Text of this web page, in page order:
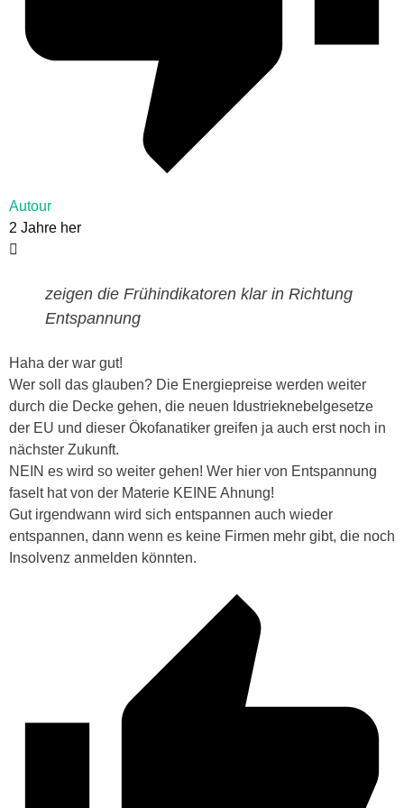
Autour
2 Jahre her
zeigen die Frühindikatoren klar in Richtung
Entspannung
Haha der war gut!
Wer soll das glauben? Die Energiepreise werden weiter
durch die Decke gehen, die neuen Idustrieknebelgesetze
der EU und dieser Ökofanatiker greifen ja auch erst noch in
nächster Zukunft.
NEIN es wird so weiter gehen! Wer hier von Entspannung
faselt hat von der Materie KEINE Ahnung!
Gut irgendwann wird sich entspannen auch wieder
entspannen, dann wenn es keine Firmen mehr gibt, die noch
Insolvenz anmelden könnten.